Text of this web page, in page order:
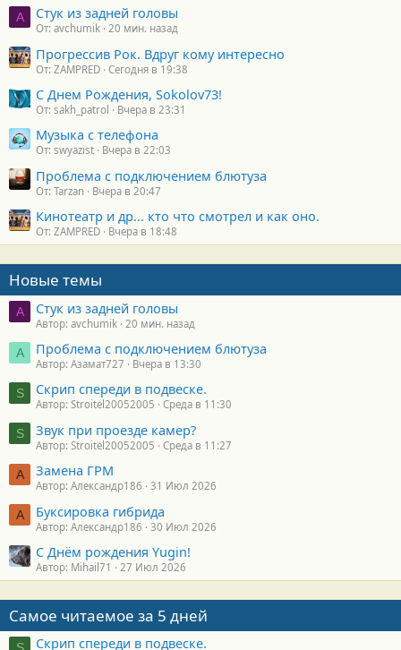
A Стук из задней головы
От: avchumik 20 мин. назад
Прогрессив Рок. Вдруг кому интересно
От: ZAMPRED Сегодня в 19:38
С Днем Рождения, Sokolov73!
От: sakh_patrol Вчера в 23:31
Музыка с телефона
От: swyazist Вчера в 22:03
Проблема с подключением блютуза
От: Tarzan Вчера в 20:47
Кинотеатр и др... кто что смотрел и как оно.
От: ZAMPRED Вчера в 18:48
Новые темы
A Стук из задней головы
Автор: avchumik 20 мин. назад
А Проблема с подключением блютуза
Автор: Азамат727 Вчера в 13:30
S Скрип спереди в подвеске.
Автор: Stroitel20052005 Среда в 11:30
S Звук при проезде камер?
Автор: Stroitel20052005 Среда в 11:27
А Замена ГРМ
Автор: Александр186 31 Июл 2026
А Буксировка гибрида
Автор: Александр186 30 Июл 2026
С Днём рождения Yugin!
Автор: Mihail71 27 Июл 2026
Самое читаемое за 5 дней
Скрип спереди в подвеске.